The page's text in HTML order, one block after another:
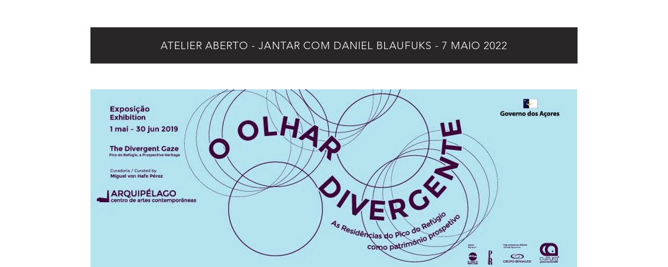
ATELIER ABERTO - JANTAR COM DANIEL BLAUFUKS - 7 MAIO 2022